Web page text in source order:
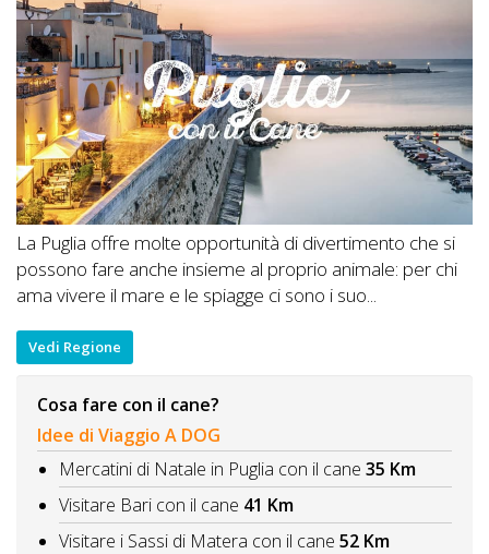
La Puglia offre molte opportunità di divertimento che si
possono fare anche insieme al proprio animale: per chi
ama vivere il mare e le spiagge ci sono i suo...
Vedi Regione
Cosa fare con il cane?
Idee di Viaggio A DOG
Mercatini di Natale in Puglia con il cane 35 Km
Visitare Bari con il cane 41 Km
Visitare i Sassi di Matera con il cane 52 Km